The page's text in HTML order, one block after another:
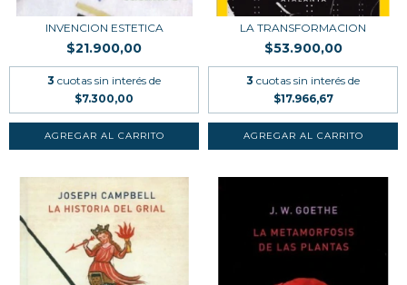
INVENCION ESTETICA
$21.900,00
3 cuotas sin interés de
$7.300,00
LA TRANSFORMACION
$53.900,00
3 cuotas sin interés de
$17.966,67